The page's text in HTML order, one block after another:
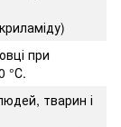
при
°С.
тварин і